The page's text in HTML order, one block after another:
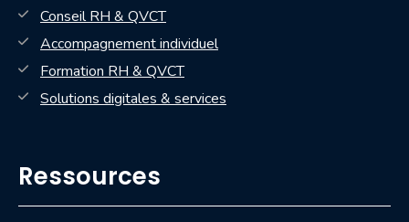
Conseil RH & QVCT
Accompagnement individuel
Formation RH & QVCT
Solutions digitales & services
Ressources